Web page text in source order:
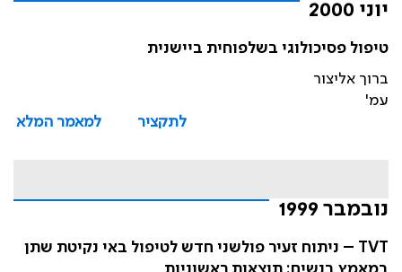
יוני 2000
טיפול פסיכולוגי בשלפוחית ביישנית
ברוך אליצור
עמ'
לתקציר
למאמר המלא
נובמבר 1999
TVT – ניתוח זעיר פולשני חדש לטיפול באי נקיטת שתן